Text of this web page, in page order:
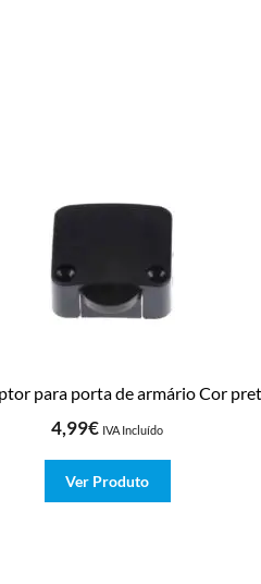
para porta de armário Cor
4,99€ IVA Incluído
Ver Produto